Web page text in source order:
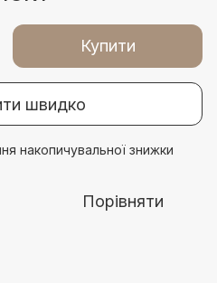
Купити
швидко
накопичувальної знижки
Порівняти